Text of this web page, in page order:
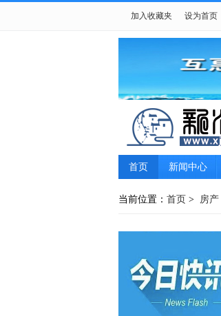
加入收藏夹 设为首页
首页 新闻中心
当前位置： 首页 > 房产